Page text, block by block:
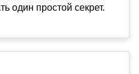
один простой секрет.